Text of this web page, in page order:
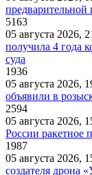
5163
05 августа 2026,
получила 4 года
суда
1936
05 августа 2026,
объявили в
2594
05 августа 2026,
России ракетное
1987
05 августа 2026,
создателя дрона